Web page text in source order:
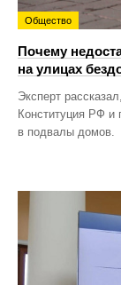
Общество
Почему
на улицах
Эксперт
Конституция РФ и
в подвалы домов.